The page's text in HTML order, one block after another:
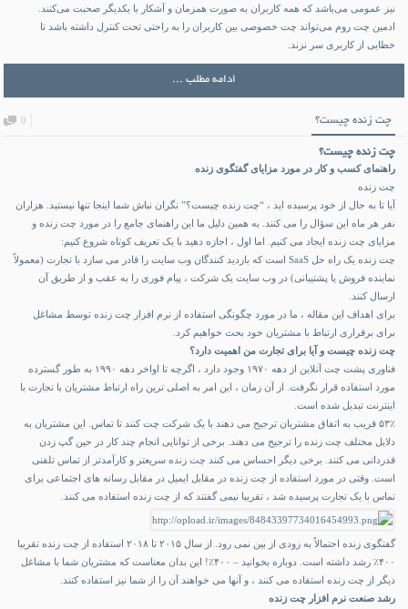
نیز عمومی می‌باشد که همه کاربران به صورت همزمان و آشکار با یکدیگر صحبت می‌کنند.
ادمین چت روم می‌تواند چت خصوصی بین کاربران را به راحتی تحت کنترل داشته باشد تا
خطایی از کاربری سر نزند.
ادامه مطلب ...
چت زنده چیست؟ 0
چت زنده چیست؟
راهنمای کسب و کار در مورد مزایای گفتگوی زنده
چت زنده
آیا تا به حال از خود پرسیده اید ، “چت زنده چیست؟” نگران نباش شما اینجا تنها نیستید. هزاران
نفر هر ماه این سؤال را می کنند. به همین دلیل ما این راهنمای جامع را در مورد چت زنده و
مزایای چت زنده ایجاد می کنیم. اما اول ، اجازه دهید با یک تعریف کوتاه شروع کنیم:
چت زنده یک راه حل SaaS است که بازدید کنندگان وب سایت را قادر می سازد با تجارت (معمولاً
نماینده فروش یا پشتیبانی) در وب سایت یک شرکت ، پیام فوری را به عقب و از طریق آن
ارسال کنند.
برای اهداف این مقاله ، ما در مورد چگونگی استفاده از نرم افزار چت زنده توسط مشاغل
برای برقراری ارتباط با مشتریان خود بحث خواهیم کرد.
چت زنده چیست و آیا برای تجارت من اهمیت دارد؟
فناوری پشت چت آنلاین از دهه ۱۹۷۰ وجود دارد ، اگرچه تا اواخر دهه ۱۹۹۰ به طور گسترده
مورد استفاده قرار نگرفت. از آن زمان ، این امر به اصلی ترین راه ارتباط مشتریان با تجارت با
اینترنت تبدیل شده است.
۵۳٪ قریب به اتفاق مشتریان ترجیح می دهند با یک شرکت چت کنند تا تماس. این مشتریان به
دلایل مختلف چت زنده را ترجیح می دهند. برخی از توانایی انجام چند کار در حین گپ زدن
قدردانی می کنند. برخی دیگر احساس می کنند چت زنده سریعتر و کارآمدتر از تماس تلفنی
است. وقتی در مورد استفاده از چت زنده در مقابل ایمیل در مقابل رسانه های اجتماعی برای
تماس با یک تجارت پرسیده شد ، تقریبا نیمی گفتند که از چت زنده استفاده می کنند.
گفتگوی زنده احتمالاً به زودی از بین نمی رود. از سال ۲۰۱۵ تا ۲۰۱۸ استفاده از چت زنده تقریبا
۴۰۰٪ رشد داشته است. دوباره بخوانید – ۴۰۰٪! این بدان معناست که مشتریان شما با مشاغل
دیگر از چت زنده استفاده می کنند ، و آنها می خواهند آن را از شما نیز استفاده کنند.
رشد صنعت نرم افزار چت زنده